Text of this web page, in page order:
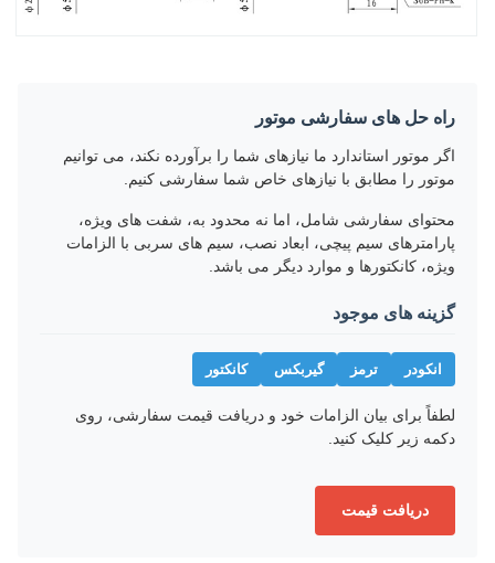
راه حل های سفارشی موتور
اگر موتور استاندارد ما نیازهای شما را برآورده نکند، می توانیم
موتور را مطابق با نیازهای خاص شما سفارشی کنیم.
محتوای سفارشی شامل، اما نه محدود به، شفت های ویژه،
پارامترهای سیم پیچی، ابعاد نصب، سیم های سربی با الزامات
ویژه، کانکتورها و موارد دیگر می باشد.
گزینه های موجود
انکودر ترمز گیربکس کانکتور
لطفاً برای بیان الزامات خود و دریافت قیمت سفارشی، روی
دکمه زیر کلیک کنید.
دریافت قیمت